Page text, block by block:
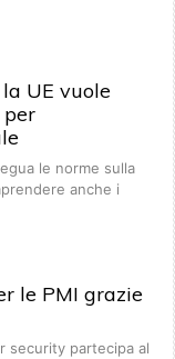
UE vuole
per
le norme sulla
anche i
le PMI grazie
security partecipa al